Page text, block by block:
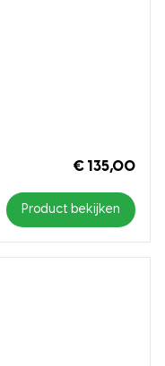
€ 135,00
Product bekijken